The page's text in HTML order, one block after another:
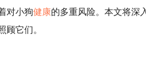
对小狗健康的多重风险。本文将深
它们。